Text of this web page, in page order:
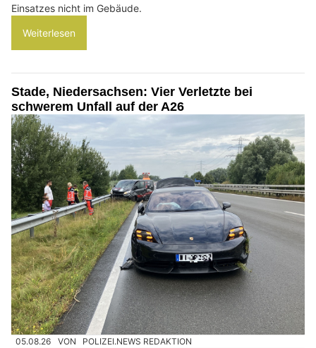
Einsatzes nicht im Gebäude.
Weiterlesen
Stade, Niedersachsen: Vier Verletzte bei
schwerem Unfall auf der A26
05.08.26 VON POLIZEI.NEWS REDAKTION